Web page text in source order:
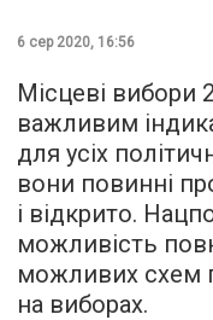
6 сер 2020, 16:56
Місцеві вибори
важливим
для усіх
вони повинні
і відкрито.
можливість
можливих схем
на виборах.